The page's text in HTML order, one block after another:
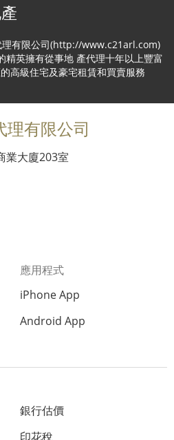
理有限公司(http://www.c21arl.com)
精英擁有從事地 產代理十年以上豐富
高級住宅及豪宅租賃和買賣服務
有限公司
業大廈203室
應用程式
iPhone App
Android App
銀行估價
印花稅